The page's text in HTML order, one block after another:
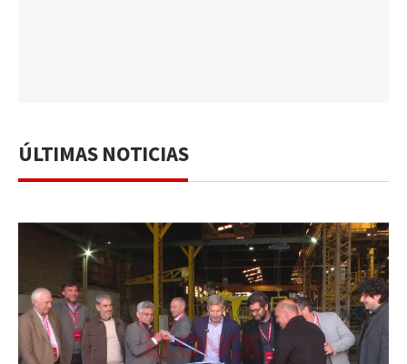
ÚLTIMAS NOTICIAS